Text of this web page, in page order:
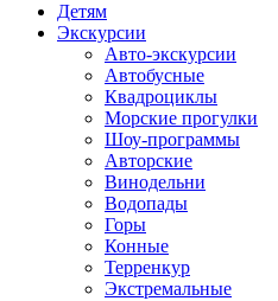
Детям
Экскурсии
Авто-экскурсии
Автобусные
Квадроциклы
Морские прогулки
Шоу-программы
Авторские
Винодельни
Водопады
Горы
Конные
Терренкур
Экстремальные